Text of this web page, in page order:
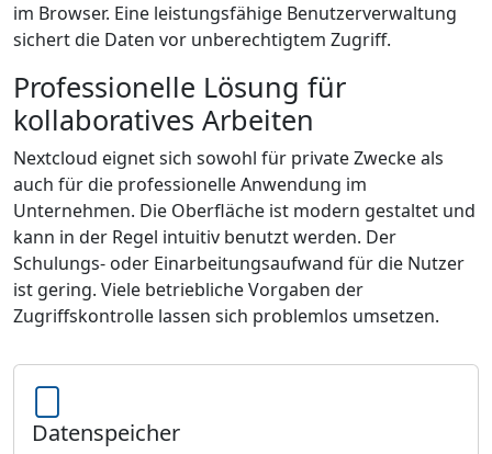
im Browser. Eine leistungsfähige Benutzerverwaltung
sichert die Daten vor unberechtigtem Zugriff.
Professionelle Lösung für
kollaboratives Arbeiten
Nextcloud eignet sich sowohl für private Zwecke als
auch für die professionelle Anwendung im
Unternehmen. Die Oberfläche ist modern gestaltet und
kann in der Regel intuitiv benutzt werden. Der
Schulungs- oder Einarbeitungsaufwand für die Nutzer
ist gering. Viele betriebliche Vorgaben der
Zugriffskontrolle lassen sich problemlos umsetzen.
Datenspeicher